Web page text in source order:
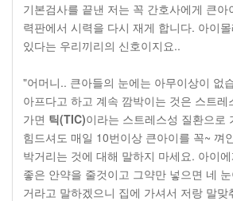
기본검사를 끝낸 저는 꼭 간호사에게 큰아
력판에서 시력을 다시 재게 합니다. 아이
있다는 우리끼리의 신호이지요..
"어머니.. 큰아들의 눈에는 아무이상이 없
아프다고 하고 계속 깜박이는 것은 스트레
가면 틱(TIC)이라는 스트레스성 질환으로
힘드셔도 매일 10번이상 큰아이를 꼭~ 껴
박거리는 것에 대해 말하지 마세요. 아이
좋은 안약을 줄것이고 그약만 넣으면 네
거라고 말하겠으니 집에 가셔서 저랑 말맞